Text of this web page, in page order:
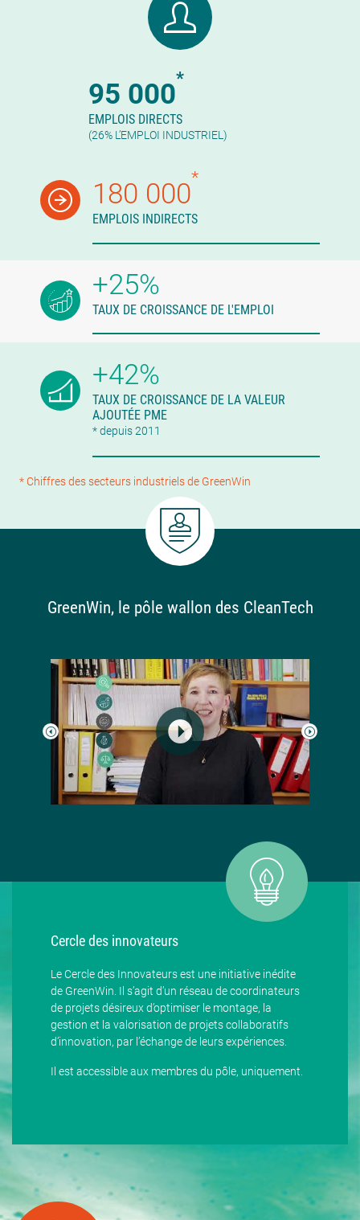
95 000*
EMPLOIS DIRECTS
(26% L’EMPLOI INDUSTRIEL)
180 000*
EMPLOIS INDIRECTS
+25%
TAUX DE CROISSANCE DE L'EMPLOI
+42%
TAUX DE CROISSANCE DE LA VALEUR
AJOUTÉE PME
* depuis 2011
* Chiffres des secteurs industriels de GreenWin
GreenWin, le pôle wallon des CleanTech
Cercle des innovateurs
Le Cercle des Innovateurs est une initiative inédite
de GreenWin. Il s’agit d’un réseau de coordinateurs
de projets désireux d’optimiser le montage, la
gestion et la valorisation de projets collaboratifs
d’innovation, par l’échange de leurs expériences.
Il est accessible aux membres du pôle, uniquement.